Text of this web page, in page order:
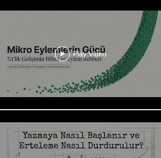
Play Video